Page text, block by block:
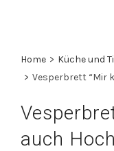
Home > Küche und
> Vesperbrett “Mir
auch